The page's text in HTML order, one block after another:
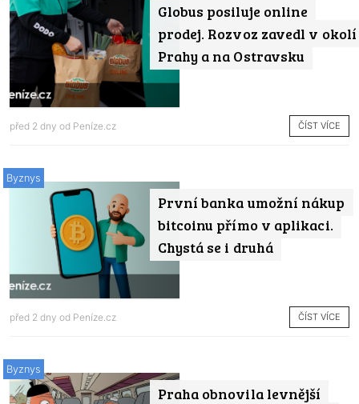
Globus posiluje online
prodej. Rozvoz zavedl v okolí
Prahy a na Ostravsku
před 2 dny od Peníze.cz ČÍST VÍCE
První banka umožní nákup
bitcoinu přímo v aplikaci.
Chystá se i druhá
Byznys
před 2 dny od Peníze.cz ČÍST VÍCE
Praha obnovila levnější
Byznys